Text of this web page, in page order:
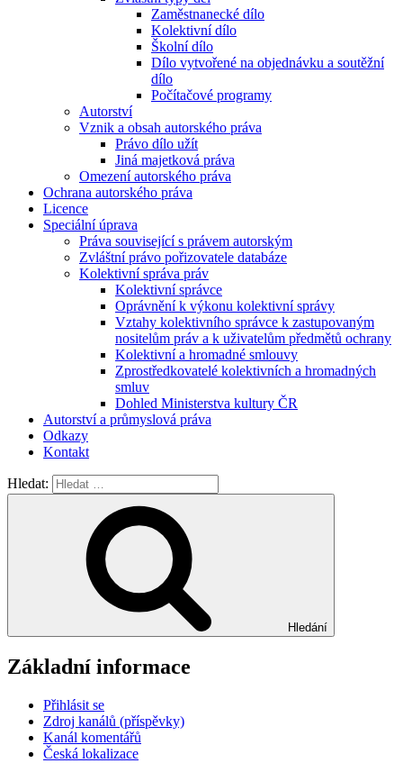
Zaměstnanecké dílo
Kolektivní dílo
Školní dílo
Dílo vytvořené na objednávku a soutěžní
dílo
Počítačové programy
Autorství
Vznik a obsah autorského práva
Právo dílo užít
Jiná majetková práva
Omezení autorského práva
Ochrana autorského práva
Licence
Speciální úprava
Práva související s právem autorským
Zvláštní právo pořizovatele databáze
Kolektivní správa práv
Kolektivní správce
Oprávnění k výkonu kolektivní správy
Vztahy kolektivního správce k zastupovaným
nositelům práv a k uživatelům předmětů ochrany
Kolektivní a hromadné smlouvy
Zprostředkovatelé kolektivních a hromadných
smluv
Dohled Ministerstva kultury ČR
Autorství a průmyslová práva
Odkazy
Kontakt
Hledat:
Hledání
Základní informace
Přihlásit se
Zdroj kanálů (příspěvky)
Kanál komentářů
Česká lokalizace